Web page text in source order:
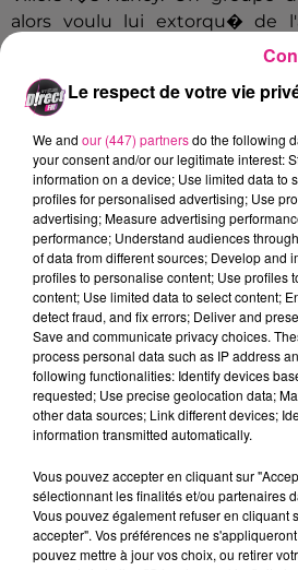
alors voulu lui extorqu� de
rendu au domicile du
Apr�s n'avoir d�rob� qu'un
retourn� dans la for�t et
le chauffeur, avant de partir.
�t� retrouv� par un
enqu�te a �t� ouverte.
Cr�dit Photo : Google Maps
FIL ACTUS
7 août 2026
Lorraine : une journée pas comme les
6 août 2026
Metz : une distribution de lunette
5 août 2026
Casting de Woof : l'Euro-Métropole de
4 août 2026
Officiel : Gauthier Hein quitte le FC Metz
4 août 2026
Officiel : le lac de Madine reporte son feu
Le respect de votre vie
We and our (447) partnersdo the following
your consent and/or our legitimate interest:
information on a device; Use limited data to
profiles for personalised advertising; Use
advertising; Measure advertising
performance; Understand audiences
of data from different sources; Develop and
profiles to personalise content; Use profiles
content; Use limited data to select content;
detect fraud, and fix errors; Deliver and
Save and communicate privacy choices.
process personal data such as IP address
following functionalities: Identify devices
requested; Use precise geolocation data;
other data sources; Link different devices;
information transmitted automatically.
Vous pouvez accepter en cliquant sur
sélectionnant les finalités et/ou partenaires
Vous pouvez également refuser en cliquant
accepter". Vos préférences ne
pouvez mettre à jour vos choix, ou retirer